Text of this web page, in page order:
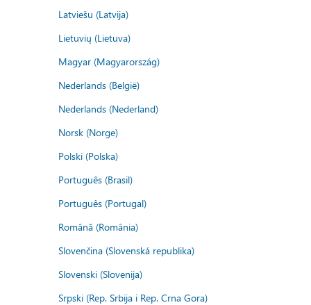
Latviešu (Latvija)
Lietuvių (Lietuva)
Magyar (Magyarország)
Nederlands (België)
Nederlands (Nederland)
Norsk (Norge)
Polski (Polska)
Português (Brasil)
Português (Portugal)
Română (România)
Slovenčina (Slovenská republika)
Slovenski (Slovenija)
Srpski (Rep. Srbija i Rep. Crna Gora)